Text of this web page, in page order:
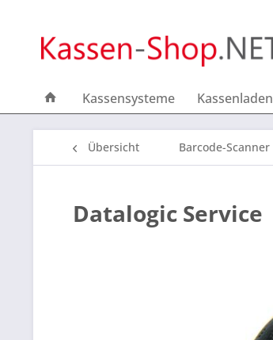
Kassensysteme Kassenladen
Übersicht Barcode-Scanner
Datalogic Service